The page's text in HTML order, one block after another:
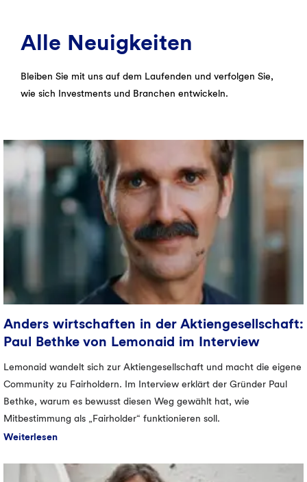
Alle Neuigkeiten
Bleiben Sie mit uns auf dem Laufenden und verfolgen Sie,
wie sich Investments und Branchen entwickeln.
Anders wirtschaften in der Aktiengesellschaft:
Paul Bethke von Lemonaid im Interview
Lemonaid wandelt sich zur Aktiengesellschaft und macht die eigene
Community zu Fairholdern. Im Interview erklärt der Gründer Paul
Bethke, warum es bewusst diesen Weg gewählt hat, wie
Mitbestimmung als „Fairholder“ funktionieren soll.
Weiterlesen